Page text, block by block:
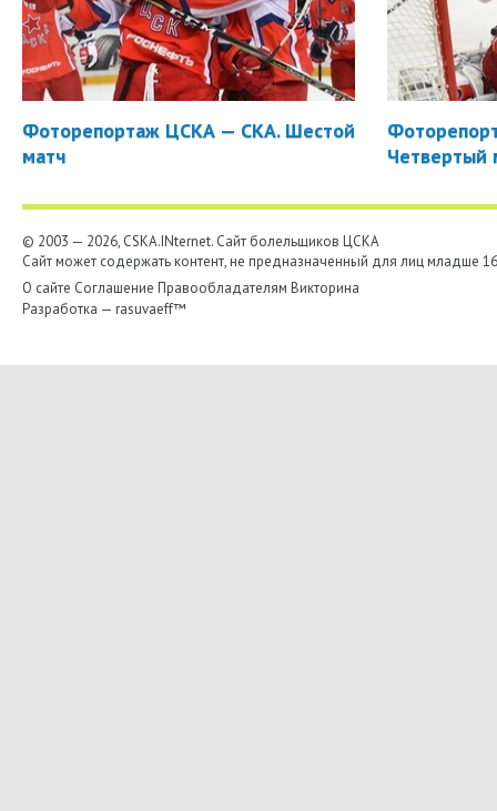
Фоторепортаж ЦСКА — СКА. Шестой
матч
Четвертый
© 2003 — 2026, CSKA.INternet. Cайт болельщиков ЦСКА
Сайт может содержать контент, не предназначенный для лиц младше
О сайте Соглашение Правообладателям Викторина
Разработка — rasuvaeff™